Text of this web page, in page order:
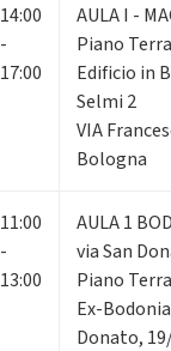
14:00
-
17:00
AULA I -
Piano Terra
Edificio in
Selmi 2
VIA
Bologna
11:00
-
13:00
AULA 1
via San
Piano Terra
Ex-
Donato,